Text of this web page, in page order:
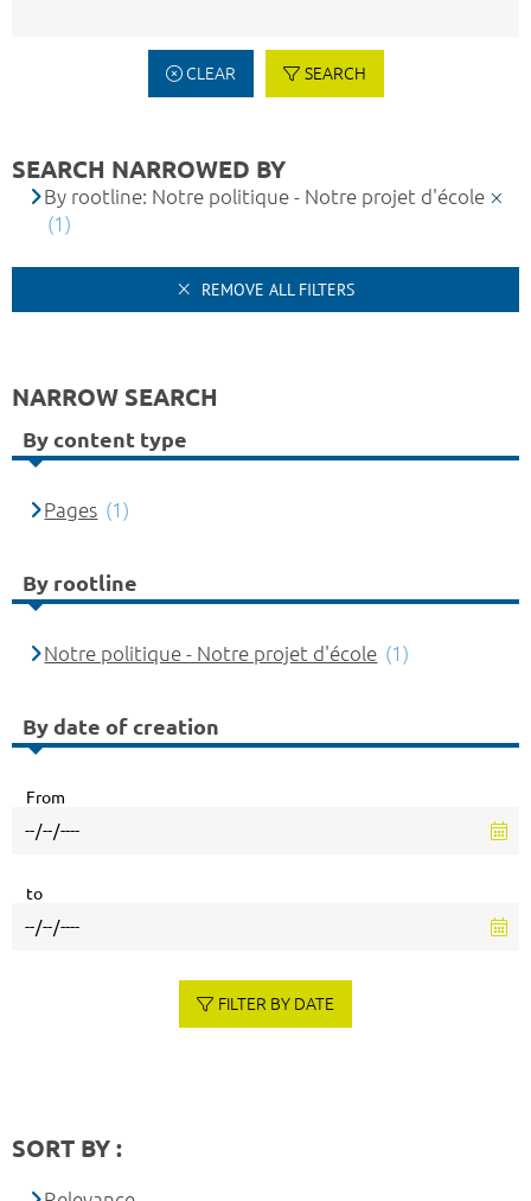
CLEAR SEARCH
SEARCH NARROWED BY
By rootline: Notre politique - Notre projet d'école
(1)
REMOVE ALL FILTERS
NARROW SEARCH
By content type
Pages (1)
By rootline
Notre politique - Notre projet d'école (1)
By date of creation
From
to
FILTER BY DATE
SORT BY :